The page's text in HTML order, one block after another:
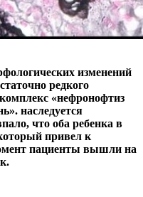
изменений
редкого
«нефронофтиз
наследуется
что оба ребенка в
привел к
пациенты вышли на